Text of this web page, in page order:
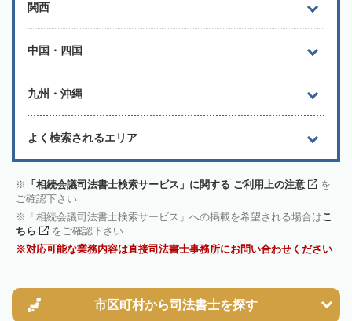
関西
中国・四国
九州・沖縄
よく検索されるエリア
「相続会議司法書士検索サービス」に関する ご利用上の注意
を
ご確認下さい
「相続会議司法書士検索サービス」への掲載を希望される場合はこ
ちら
をご確認下さい
対応可能な業務内容は直接司法書士事務所にお問い合わせください
市区町村から司法書士を探す